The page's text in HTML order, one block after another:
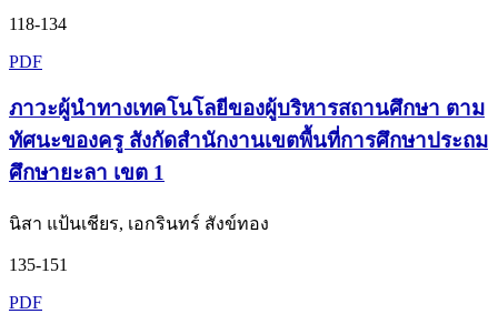
118-134
PDF
ภาวะผู้นำทางเทคโนโลยีของผู้บริหารสถานศึกษา ตาม
ทัศนะของครู สังกัดสำนักงานเขตพื้นที่การศึกษาประถม
ศึกษายะลา เขต 1
นิสา แป้นเชียร, เอกรินทร์ สังข์ทอง
135-151
PDF